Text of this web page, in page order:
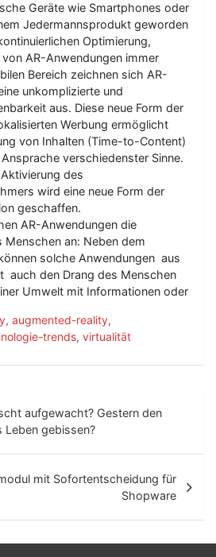
Geräte wie Smartphones oder
Jedermannsprodukt geworden
Optimierung,
AR-Anwendungen immer
Bereich zeichnen sich AR-
unkomplizierte und
aus. Diese neue Form der
Werbung ermöglicht
von Inhalten (Time-to-Content)
verschiedenster Sinne.
des
wird eine neue Form der
geschaffen.
AR-Anwendungen die
an: Neben dem
solche Anwendungen  aus
auch den Drang des Menschen
Umwelt mit Informationen oder
, augmented-reality,
trends, virtualität
aufgewacht? Gestern den
Leben gebissen?
mit Sofortentscheidung für
Shopware